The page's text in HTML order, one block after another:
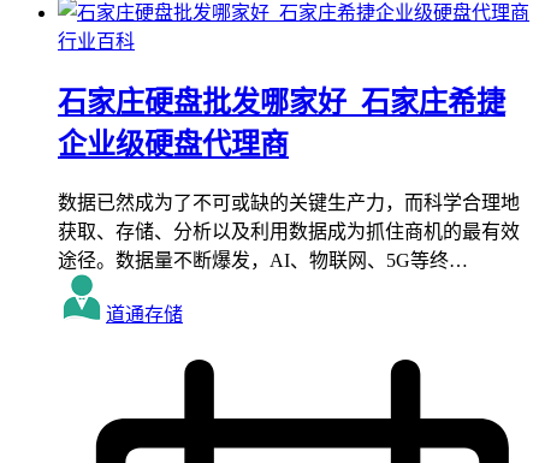
行业百科
石家庄硬盘批发哪家好_石家庄希捷
企业级硬盘代理商
数据已然成为了不可或缺的关键生产力，而科学合理地
获取、存储、分析以及利用数据成为抓住商机的最有效
途径。数据量不断爆发，AI、物联网、5G等终…
道通存储